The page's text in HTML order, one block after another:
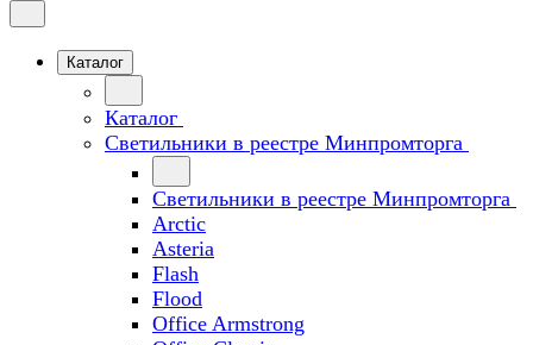
Каталог
Каталог
Светильники в реестре Минпромторга
Светильники в реестре Минпромторга
Arctic
Asteria
Flash
Flood
Office Armstrong